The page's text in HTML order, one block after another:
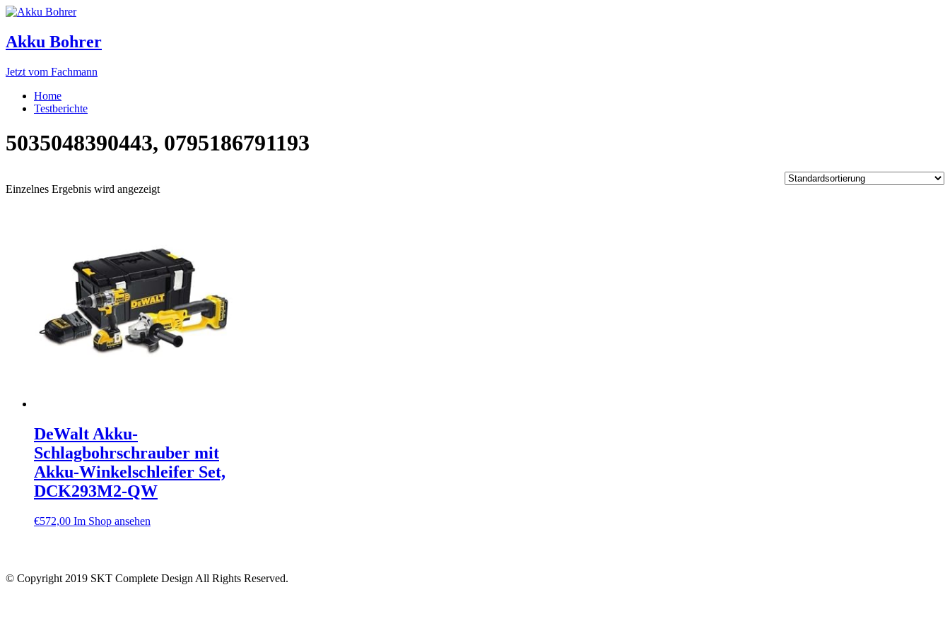
Akku Bohrer
Jetzt vom Fachmann
Home
Testberichte
5035048390443, 0795186791193
Einzelnes Ergebnis wird angezeigt
DeWalt Akku-
Schlagbohrschrauber mit
Akku-Winkelschleifer Set,
DCK293M2-QW
€572,00 Im Shop ansehen
© Copyright 2019 SKT Complete Design All Rights Reserved.